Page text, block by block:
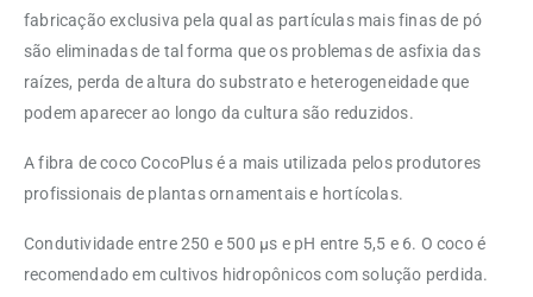
fabricação exclusiva pela qual as partículas mais finas de pó
são eliminadas de tal forma que os problemas de asfixia das
raízes, perda de altura do substrato e heterogeneidade que
podem aparecer ao longo da cultura são reduzidos.
A fibra de coco CocoPlus é a mais utilizada pelos produtores
profissionais de plantas ornamentais e hortícolas.
Condutividade entre 250 e 500 μs e pH entre 5,5 e 6. O coco é
recomendado em cultivos hidropônicos com solução perdida.